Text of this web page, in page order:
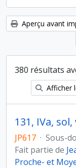
Aperçu avant
380 résultats
Afficher
131, IVa,
JP617 · Sous-
Fait partie de
Proche- et